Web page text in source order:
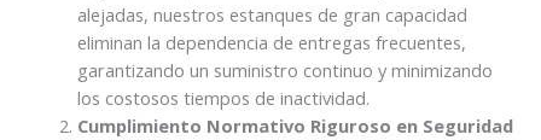
alejadas, nuestros estanques de gran capacidad
eliminan la dependencia de entregas frecuentes,
garantizando un suministro continuo y minimizando
los costosos tiempos de inactividad.
Cumplimiento Normativo Riguroso en Seguridad